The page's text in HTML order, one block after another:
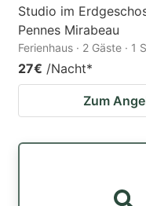
Studio im
Pennes Mirabeau
Ferienhaus · 2 Gäste · 1
27€ /Nacht*
Zum